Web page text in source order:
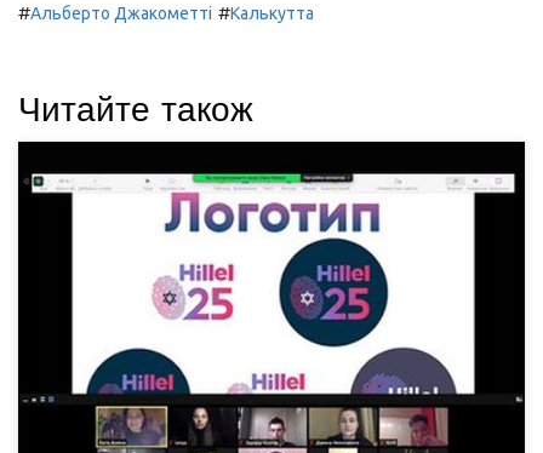
#Альберто Джакометті #Калькутта
Читайте також